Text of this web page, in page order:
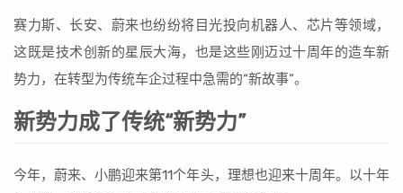
赛力斯、长安、蔚来也纷纷将目光投向机器人、芯片等领域，
这既是技术创新的星辰大海，也是这些刚迈过十周年的造车新
势力，在转型为传统车企过程中急需的“新故事”。
新势力成了传统“新势力”
今年，蔚来、小鹏迎来第11个年头，理想也迎来十周年。以十年